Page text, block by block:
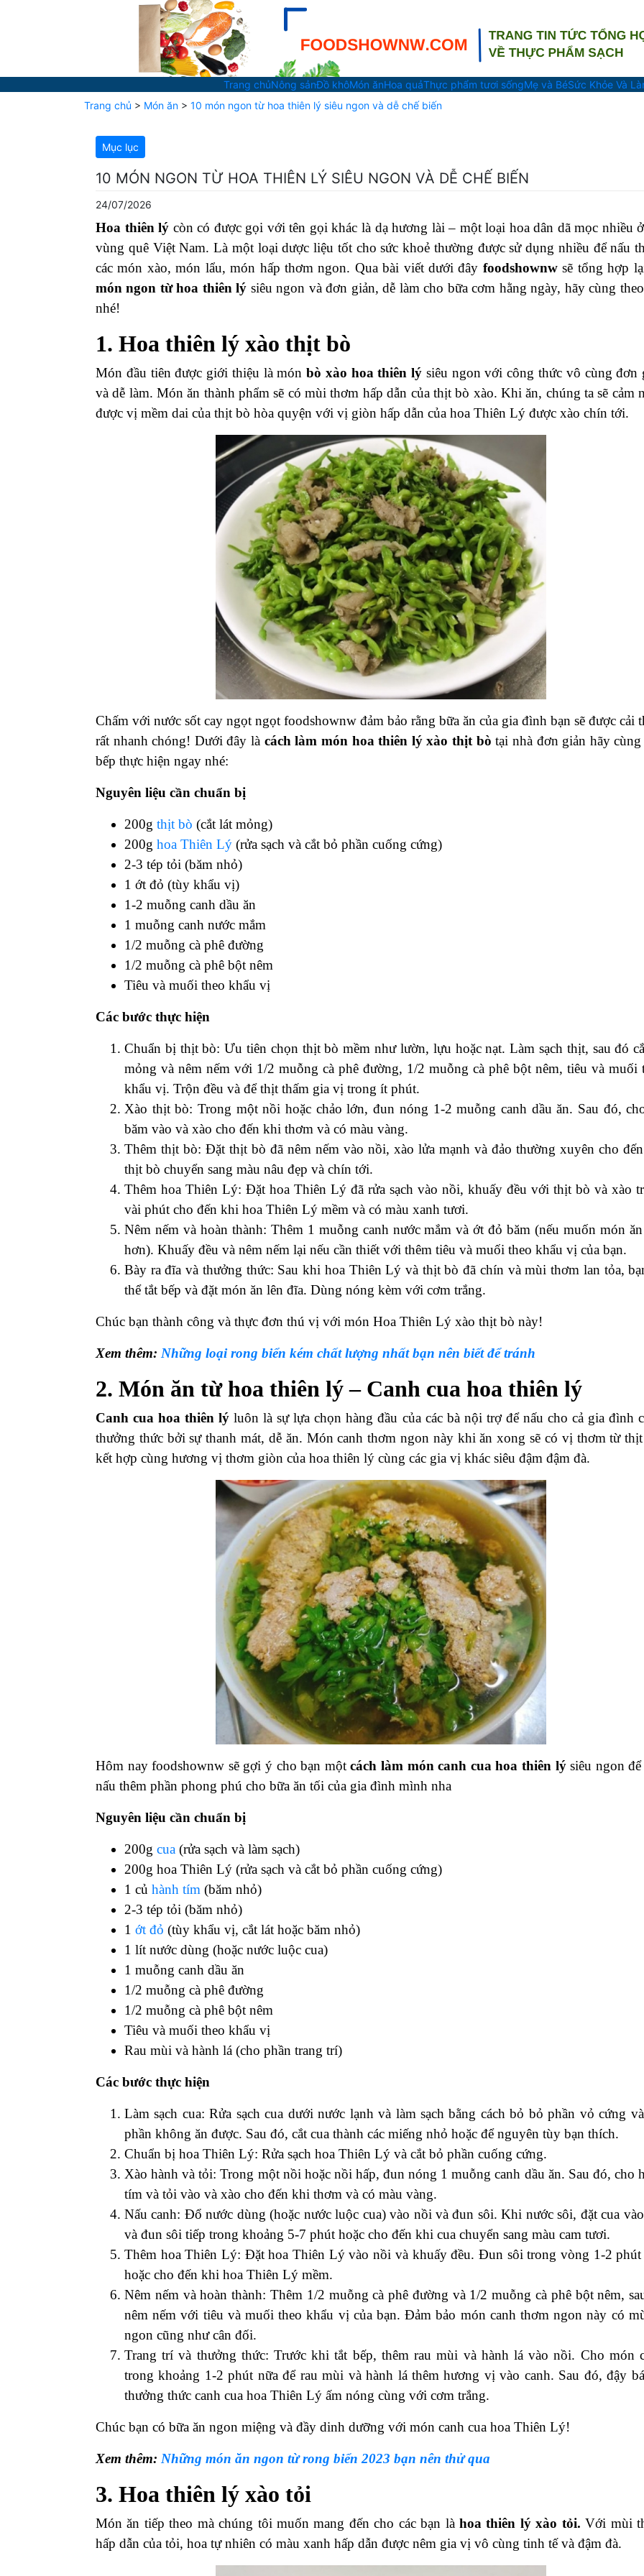
Trang chủNông sảnĐồ khôMón ănHoa quảThực phẩm tươi sốngMẹ và BéSức Khỏe Và
Trang chủ > Món ăn > 10 món ngon từ hoa thiên lý siêu ngon và dễ chế biến
Mục lục
10 MÓN NGON TỪ HOA THIÊN LÝ SIÊU NGON VÀ DỄ CHẾ BIẾN
24/07/2026
Hoa thiên lý còn có được gọi với tên gọi khác là dạ hương lài – một loại hoa dân dã mọc nhiều
vùng quê Việt Nam. Là một loại dược liệu tốt cho sức khoẻ thường được sử dụng nhiều để nấu
các món xào, món lẩu, món hấp thơm ngon. Qua bài viết dưới đây foodshownwsẽ tổng hợp
món ngon từ hoa thiên lý siêu ngon và đơn giản, dễ làm cho bữa cơm hằng ngày, hãy cùng
nhé!
1. Hoa thiên lý xào thịt bò
Món đầu tiên được giới thiệu là mónbò xào hoa thiên lý siêu ngon với công thức vô cùng đơn
và dễ làm.Món ăn thành phẩm sẽ có mùi thơm hấp dẫn của thịt bò xào. Khi ăn, chúng ta sẽ cảm
được vị mềm dai của thịt bò hòa quyện với vị giòn hấp dẫn của hoa Thiên Lý được xào chín tới.
Chấm với nước sốt cay ngọt ngọt foodshownw đảm bảo rằng bữa ăn của gia đình bạn sẽ được cải
rất nhanh chóng! Dưới đây là cách làm món hoa thiên lý xào thịt bò tại nhà đơn giản hãy
bếp thực hiện ngay nhé:
Nguyên liệu cần chuẩn bị
200g thịt bò (cắt lát mỏng)
200g hoa Thiên Lý (rửa sạch và cắt bỏ phần cuống cứng)
2-3 tép tỏi (băm nhỏ)
1 ớt đỏ (tùy khẩu vị)
1-2 muỗng canh dầu ăn
1 muỗng canh nước mắm
1/2 muỗng cà phê đường
1/2 muỗng cà phê bột nêm
Tiêu và muối theo khẩu vị
Các bước thực hiện
Chuẩn bị thịt bò: Ưu tiên chọn thịt bò mềm như lườn, lựu hoặc nạt. Làm sạch thịt, sau đó
mỏng và nêm nếm với 1/2 muỗng cà phê đường, 1/2 muỗng cà phê bột nêm, tiêu và muối
khẩu vị. Trộn đều và để thịt thấm gia vị trong ít phút.
Xào thịt bò: Trong một nồi hoặc chảo lớn, đun nóng 1-2 muỗng canh dầu ăn. Sau đó,
băm vào và xào cho đến khi thơm và có màu vàng.
Thêm thịt bò: Đặt thịt bò đã nêm nếm vào nồi, xào lửa mạnh và đảo thường xuyên cho
thịt bò chuyển sang màu nâu đẹp và chín tới.
Thêm hoa Thiên Lý: Đặt hoa Thiên Lý đã rửa sạch vào nồi, khuấy đều với thịt bò và xào
vài phút cho đến khi hoa Thiên Lý mềm và có màu xanh tươi.
Nêm nếm và hoàn thành: Thêm 1 muỗng canh nước mắm và ớt đỏ băm (nếu muốn món
hơn). Khuấy đều và nêm nếm lại nếu cần thiết với thêm tiêu và muối theo khẩu vị của bạn.
Bày ra đĩa và thưởng thức: Sau khi hoa Thiên Lý và thịt bò đã chín và mùi thơm lan tỏa,
thể tắt bếp và đặt món ăn lên đĩa. Dùng nóng kèm với cơm trắng.
Chúc bạn thành công và thực đơn thú vị với món Hoa Thiên Lý xào thịt bò này!
Xem thêm: Những loại rong biển kém chất lượng nhất bạn nên biết để tránh
2. Món ăn từ hoa thiên lý – Canh cua hoa thiên lý
Canh cua hoa thiên lý luôn là sự lựa chọn hàng đầu của các bà nội trợ để nấu cho cả gia đình
thưởng thức bởi sự thanh mát, dễ ăn. Món canh thơm ngon này khi ăn xong sẽ có vị thơm từ thịt
kết hợp cùng hương vị thơm giòn của hoa thiên lý cùng các gia vị khác siêu đậm đậm đà.
Hôm nay foodshownw sẽ gợi ý cho bạn mộtcách làm món canh cua hoa thiên lýsiêu ngon để
nấu thêm phần phong phú cho bữa ăn tối của gia đình mình nha
Nguyên liệu cần chuẩn bị
200g cua (rửa sạch và làm sạch)
200g hoa Thiên Lý (rửa sạch và cắt bỏ phần cuống cứng)
1 củ hành tím (băm nhỏ)
2-3 tép tỏi (băm nhỏ)
1 ớt đỏ (tùy khẩu vị, cắt lát hoặc băm nhỏ)
1 lít nước dùng (hoặc nước luộc cua)
1 muỗng canh dầu ăn
1/2 muỗng cà phê đường
1/2 muỗng cà phê bột nêm
Tiêu và muối theo khẩu vị
Rau mùi và hành lá (cho phần trang trí)
Các bước thực hiện
Làm sạch cua: Rửa sạch cua dưới nước lạnh và làm sạch bằng cách bỏ bỏ phần vỏ cứng
phần không ăn được. Sau đó, cắt cua thành các miếng nhỏ hoặc để nguyên tùy bạn thích.
Chuẩn bị hoa Thiên Lý: Rửa sạch hoa Thiên Lý và cắt bỏ phần cuống cứng.
Xào hành và tỏi: Trong một nồi hoặc nồi hấp, đun nóng 1 muỗng canh dầu ăn. Sau đó, cho
tím và tỏi vào và xào cho đến khi thơm và có màu vàng.
Nấu canh: Đổ nước dùng (hoặc nước luộc cua) vào nồi và đun sôi. Khi nước sôi, đặt cua
và đun sôi tiếp trong khoảng 5-7 phút hoặc cho đến khi cua chuyển sang màu cam tươi.
Thêm hoa Thiên Lý: Đặt hoa Thiên Lý vào nồi và khuấy đều. Đun sôi trong vòng 1-2 phút
hoặc cho đến khi hoa Thiên Lý mềm.
Nêm nếm và hoàn thành: Thêm 1/2 muỗng cà phê đường và 1/2 muỗng cà phê bột nêm,
nêm nếm với tiêu và muối theo khẩu vị của bạn. Đảm bảo món canh thơm ngon này có
ngon cũng như cân đối.
Trang trí và thưởng thức: Trước khi tắt bếp, thêm rau mùi và hành lá vào nồi. Cho món
trong khoảng 1-2 phút nữa để rau mùi và hành lá thêm hương vị vào canh. Sau đó, đậy
thưởng thức canh cua hoa Thiên Lý ấm nóng cùng với cơm trắng.
Chúc bạn có bữa ăn ngon miệng và đầy dinh dưỡng với món canh cua hoa Thiên Lý!
Xem thêm: Những món ăn ngon từ rong biển 2023 bạn nên thử qua
3. Hoa thiên lý xào tỏi
Món ăn tiếp theo mà chúng tôi muốn mang đến cho các bạn làhoa thiên lý xào tỏi.Với mùi
hấp dẫn của tỏi, hoa tự nhiên có màu xanh hấp dẫn được nêm gia vị vô cùng tinh tế và đậm đà.